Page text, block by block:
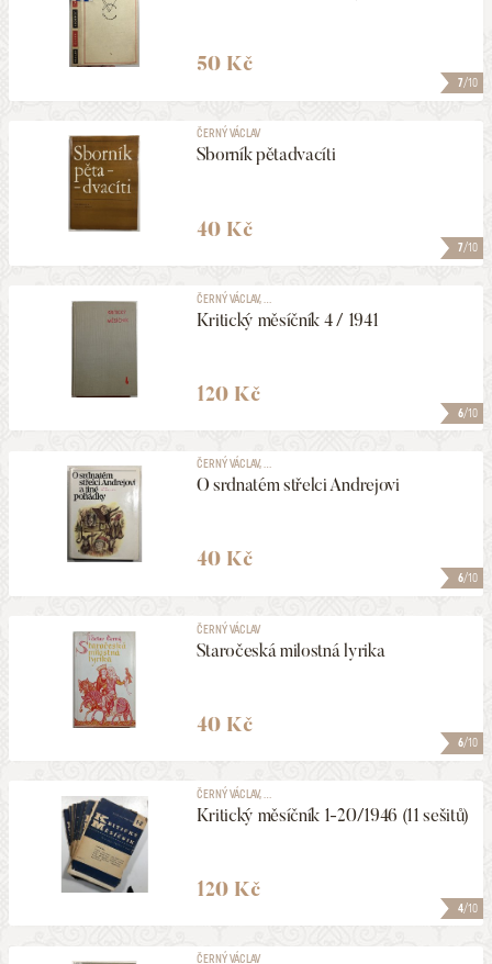
7/10
50 Kč
7/10
ČERNÝ VÁCLAV
Sborník pětadvacíti
40 Kč
6/10
ČERNÝ VÁCLAV, ...
Kritický měsíčník 4 / 1941
120 Kč
6/10
ČERNÝ VÁCLAV, ...
O srdnatém střelci Andrejovi
40 Kč
6/10
ČERNÝ VÁCLAV
Staročeská milostná lyrika
40 Kč
4/10
ČERNÝ VÁCLAV, ...
Kritický měsíčník 1-20/1946 (11 sešitů)
120 Kč
ČERNÝ VÁCLAV